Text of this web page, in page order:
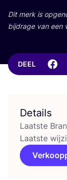
Dit merk is
bij­dra­ge van een
DEEL
Details
Laatste
Laatste